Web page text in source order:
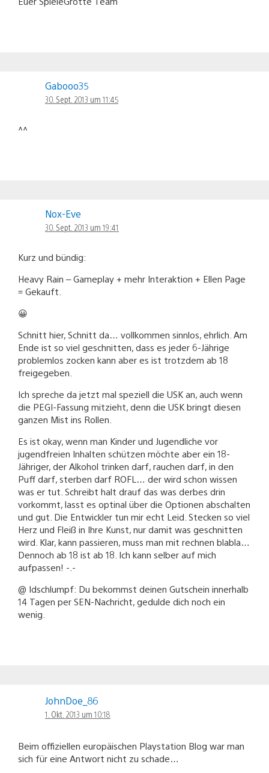
Gabooo35
30. Sept. 2013 um 11:45
^^
Nox-Eve
30. Sept. 2013 um 19:41
Kurz und bündig:
Heavy Rain – Gameplay + mehr Interaktion + Ellen Page
= Gekauft.
😀
Schnitt hier, Schnitt da… vollkommen sinnlos, ehrlich. Am
Ende ist so viel geschnitten, dass es jeder 6-Jährige
problemlos zocken kann aber es ist trotzdem ab 18
freigegeben.
Ich spreche da jetzt mal speziell die USK an, auch wenn
die PEGI-Fassung mitzieht, denn die USK bringt diesen
ganzen Mist ins Rollen.
Es ist okay, wenn man Kinder und Jugendliche vor
jugendfreien Inhalten schützen möchte aber ein 18-
Jähriger, der Alkohol trinken darf, rauchen darf, in den
Puff darf, sterben darf ROFL… der wird schon wissen
was er tut. Schreibt halt drauf das was derbes drin
vorkommt, lasst es optinal über die Optionen abschalten
und gut. Die Entwickler tun mir echt Leid. Stecken so viel
Herz und Fleiß in Ihre Kunst, nur damit was geschnitten
wird. Klar, kann passieren, muss man mit rechnen blabla…
Dennoch ab 18 ist ab 18. Ich kann selber auf mich
aufpassen! -.-
@ Idschlumpf: Du bekommst deinen Gutschein innerhalb
14 Tagen per SEN-Nachricht, gedulde dich noch ein
wenig.
JohnDoe_86
1. Okt. 2013 um 10:18
Beim offiziellen europäischen Playstation Blog war man
sich für eine Antwort nicht zu schade…